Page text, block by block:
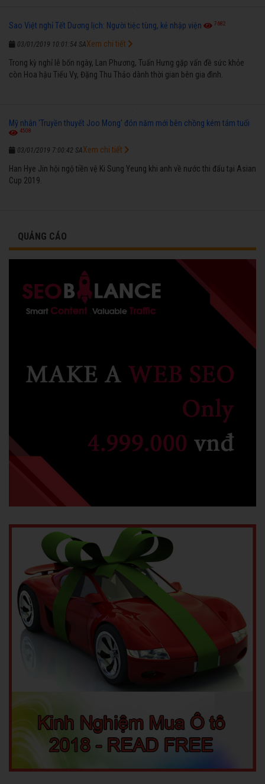
Sao Việt nghỉ Tết Dương lịch: Người tiệc tùng, kẻ nhập viện 7682
03/01/2019 10:01:54 SA
Trong kỳ nghỉ lễ bốn ngày, Lan Phương, Tuấn Hưng gặp vấn đề sức khỏe
còn Hoa hậu Tiểu Vy, Đặng Thu Thảo dành thời gian bên gia đình.
Xem chi tiết
Mỹ nhân 'Truyền thuyết Joo Mong' đón năm mới bên chồng kém tám tuổi
4508
03/01/2019 7:00:42 SA
Han Hye Jin hội ngộ tiền vệ Ki Sung Yeung khi anh về nước thi đấu tại Asian
Cup 2019.
Xem chi tiết
QUẢNG CÁO